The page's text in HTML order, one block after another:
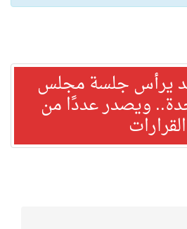
يرأس جلسة مجلس
ويصدر عددًا من
القرارات